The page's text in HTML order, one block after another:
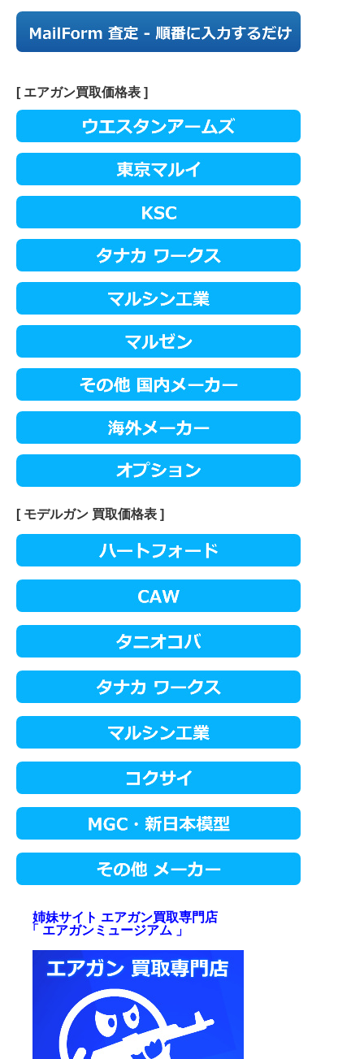
[ エアガン買取価格表 ]
[ モデルガン 買取価格表 ]
姉妹サイト エアガン買取専門店
「 エアガンミュージアム 」